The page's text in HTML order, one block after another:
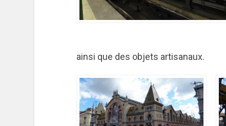
ainsi que des objets artisanaux.